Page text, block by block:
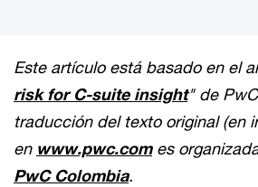
Este artículo está basado en el
risk for C-suite insight" de
traducción del texto original (en
en www.pwc.comes
PwC Colombia.